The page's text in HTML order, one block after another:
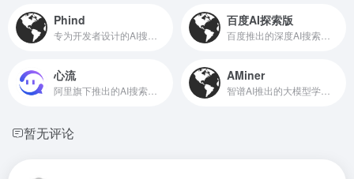
Phind 百度AI探索版
心流 AMiner
暂无评论